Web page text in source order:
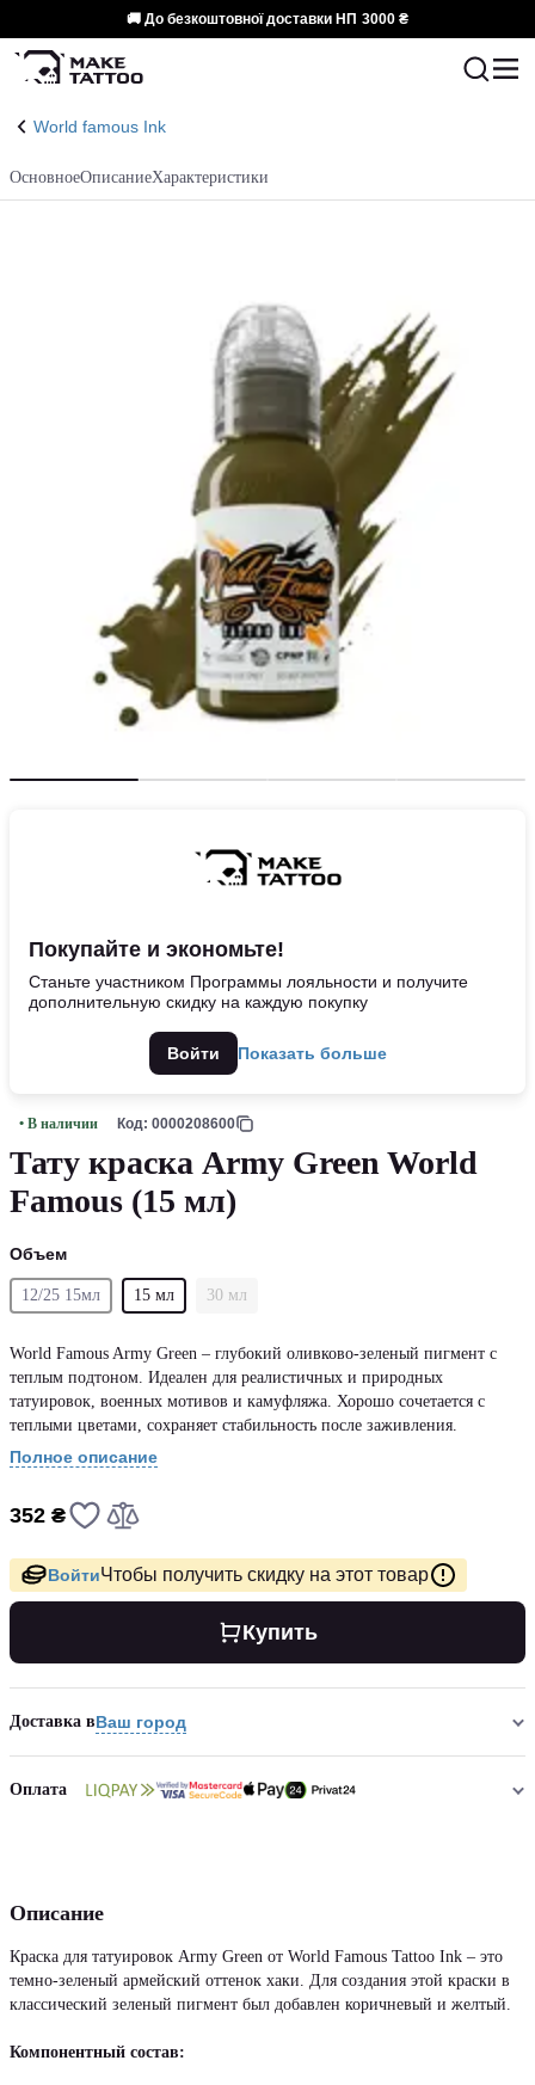
🚚 До безкоштовної доставки НП 3000 ₴
World famous Ink
ОсновноеОписаниеХарактеристики
Покупайте и экономьте!
Станьте участником Программы лояльности и получите
дополнительную скидку на каждую покупку
Войти Показать больше
• В наличии Код: 0000208600
Тату краска Army Green World
Famous (15 мл)
Объем
12/25 15мл 15 мл 30 мл
World Famous Army Green – глубокий оливково-зеленый пигмент с
теплым подтоном. Идеален для реалистичных и природных
татуировок, военных мотивов и камуфляжа. Хорошо сочетается с
теплыми цветами, сохраняет стабильность после заживления.
Полное описание
352 ₴
ВойтиЧтобы получить скидку на этот товар
Купить
Доставка вВаш город
Оплата
Описание
Краска для татуировок Army Green от World Famous Tattoo Ink – это
темно-зеленый армейский оттенок хаки. Для создания этой краски в
классический зеленый пигмент был добавлен коричневый и желтый.
Компонентный состав: